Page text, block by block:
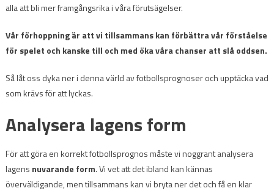
alla att bli mer framgångsrika i våra förutsägelser.
Vår förhoppning är att vi tillsammans kan förbättra vår förståelse
för spelet och kanske till och med öka våra chanser att slå oddsen.
Så låt oss dyka ner i denna värld av fotbollsprognoser och upptäcka vad
som krävs för att lyckas.
Analysera lagens form
För att göra en korrekt fotbollsprognos måste vi noggrant analysera
lagens nuvarande form. Vi vet att det ibland kan kännas
överväldigande, men tillsammans kan vi bryta ner det och få en klar